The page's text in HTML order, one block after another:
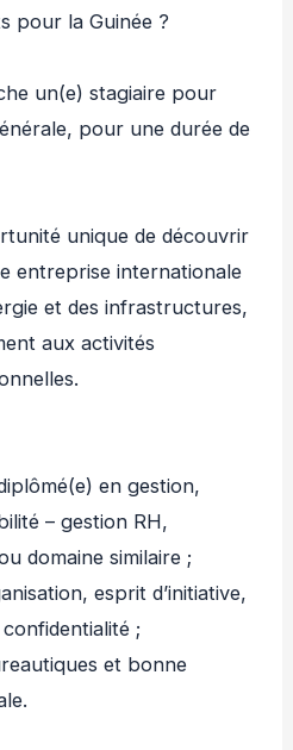
pour la Guinée ?
un(e) stagiaire pour
pour une durée de
unique de découvrir
entreprise internationale
et des infrastructures,
aux activités
en gestion,
– gestion RH,
domaine similaire ;
esprit d’initiative,
;
et bonne